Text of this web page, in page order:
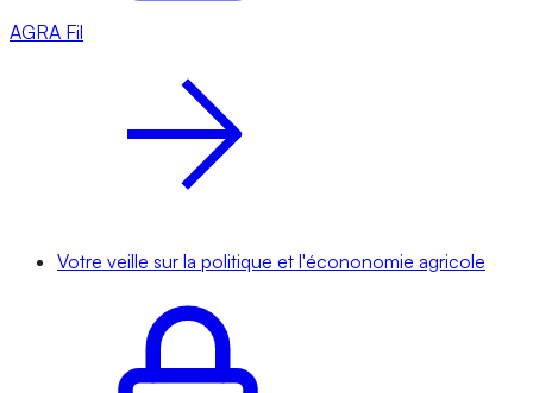
AGRA Fil
Votre veille sur la politique et l'écononomie agricole